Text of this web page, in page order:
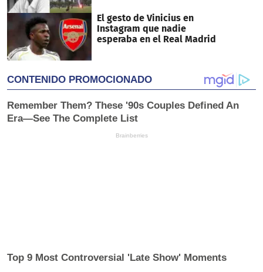
El gesto de Vinicius en
Instagram que nadie
esperaba en el Real Madrid